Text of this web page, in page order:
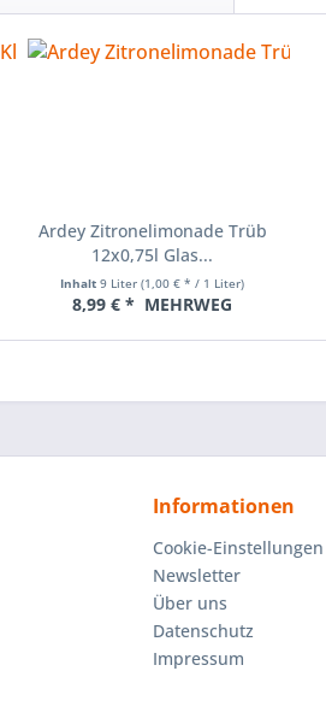
Ardey Zitronelimonade Trüb
12x0,75l Glas...
Inhalt9 Liter(1,00 € * / 1 Liter)
8,99 € * MEHRWEG
Informationen
Cookie-Einstellungen
Newsletter
Über uns
Datenschutz
Impressum